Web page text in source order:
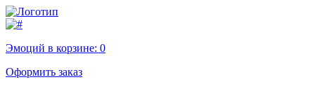
Эмоций в корзине: 0
Оформить заказ